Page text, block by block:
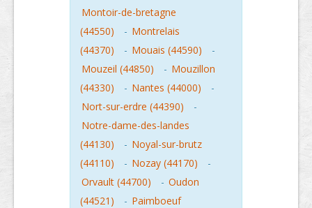
Montoir-de-bretagne
(44550)
- Montrelais
(44370)
- Mouais (44590)
-
Mouzeil (44850)
- Mouzillon
(44330)
- Nantes (44000)
-
Nort-sur-erdre (44390)
-
Notre-dame-des-landes
(44130)
- Noyal-sur-brutz
(44110)
- Nozay (44170)
-
Orvault (44700)
- Oudon
(44521)
- Paimboeuf